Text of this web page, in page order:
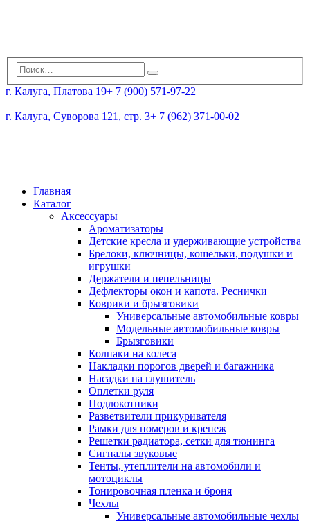
г. Калуга, Платова 19+ 7 (900) 571-97-22
г. Калуга, Суворова 121, стр. 3+ 7 (962) 371-00-02
Главная
Каталог
Аксессуары
Ароматизаторы
Детские кресла и удерживающие устройства
Брелоки, ключницы, кошельки, подушки и
игрушки
Держатели и пепельницы
Дефлекторы окон и капота. Реснички
Коврики и брызговики
Универсальные автомобильные ковры
Модельные автомобильные ковры
Брызговики
Колпаки на колеса
Накладки порогов дверей и багажника
Насадки на глушитель
Оплетки руля
Подлокотники
Разветвители прикуривателя
Рамки для номеров и крепеж
Решетки радиатора, сетки для тюнинга
Сигналы звуковые
Тенты, утеплители на автомобили и
мотоциклы
Тонировочная пленка и броня
Чехлы
Универсальные автомобильные чехлы